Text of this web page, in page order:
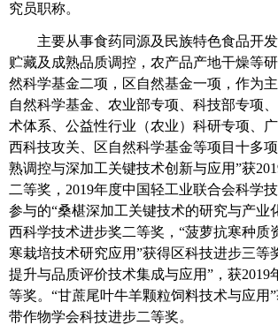
究员职称。
主要从事食药同源及民族特色食品开
贮藏及成熟品质调控，农产品产地干燥等
然科学基金二项，区自然基金一项，作为
自然科学基金、农业部专项、科技部专项
术体系、公益性行业（农业）科研专项、
西科技攻关、区自然科学基金等项目十多
熟调控与深加工关键技术创新与应用”获
二等奖，2019年度中国轻工业联合会科学
参与的“桑椹深加工关键技术的研究与产业
西科学技术进步奖二等奖，“菠萝抗寒种质
寒栽培技术研究应用”获得区科技进步三等
提升与品质评价技术集成与应用”，获2019
等奖。“甘蔗尾叶牛羊颗粒饲料技术与应用
带作物学会科技进步二等奖。